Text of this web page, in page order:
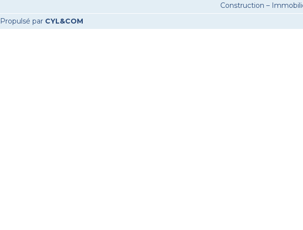
Construction –
Propulsé par CYL&COM